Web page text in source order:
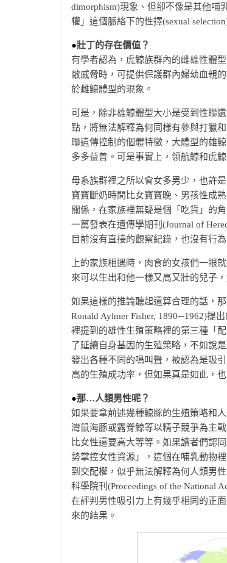
dimorphism)現象、但卻不像是其他哺
權」這個脈絡下的性擇(sexual
●壯丁的存在價值？
有學者認為，虎鯨族群內的雌雄性體
敵威脅時，可提供保護群內婦幼血親
於雌鯨體型的現象。
可是，除非雄鯨體型大小是受到性聯
點，將無法解釋為何同樣有參與打獵
聯遺傳控制的個體特徵，大體型的雄
多多益善。可是事實上，領航鯨和虎
母系族群裡之所以會女多男少，也許
寶寶斷奶時間比女寶寶晚、男孩性成
關係，在家族裡無疑是個「吃貨」的
一篇發表在遺傳學期刊(Journal of
目前沒有直接的觀察紀錄，也沒有行
上的家族相遇時，肉食的女孩們一眼
來可以生出和他一樣又高又壯的兒子
如果這樣的推論聽起還算合理的話，
Ronald Aylmer Fisher, 1890─1962)提
裡提到的雄性生殖策略裡的第三種「
了延續自身基因的生殖策略，不如說
發出各種不同的鳴叫聲，被認為是吸
高的生殖成功率，但如果真是如此，
●那…人類男性呢？
如果要拿前述幾種鯨豚的生殖策略和
灣鼠海豚或露脊鯨等以精子競爭為主
比女性還要高大等等。如果讀者們認
勢掌控女性資源」，這個在哺乳動物
到交配權，似乎無法解釋為何人類男
科學院刊(Proceedings of the National
在評判男性吸引力上有幾乎相同的正
來的結果。